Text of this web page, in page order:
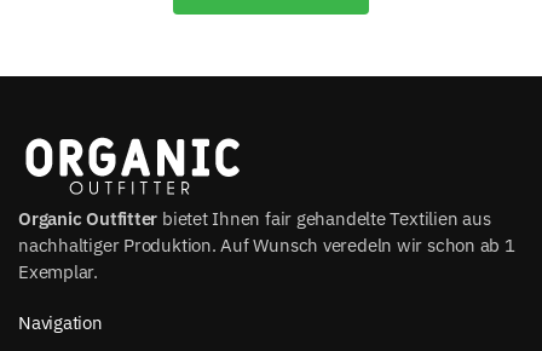
Organic Outfitter bietet Ihnen fair gehandelte Textilien aus
nachhaltiger Produktion. Auf Wunsch veredeln wir schon ab 1
Exemplar.
Navigation